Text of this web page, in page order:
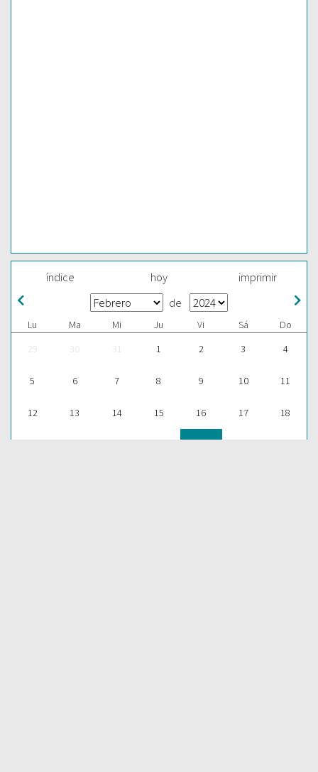
índice hoy imprimir
de
Lu Ma Mi Ju Vi Sá
Do
29
30 31 1 2 3 4
5 6 7 8 9 10 11
12 13 14 15 16 17 18